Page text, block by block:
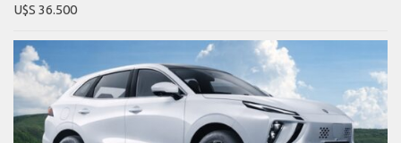
U$S 36.500